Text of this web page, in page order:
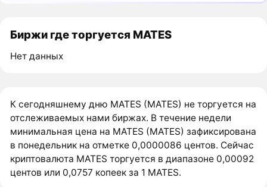
Биржи где торгуется MATES
Нет данных
К сегодняшнему дню MATES (MATES) не торгуется на
отслеживаемых нами биржах. В течение недели
минимальная цена на MATES (MATES) зафиксирована
в понедельник на отметке 0,0000086 центов. Сейчас
криптовалюта MATES торгуется в диапазоне 0,00092
центов или 0,0757 копеек за 1 MATES.